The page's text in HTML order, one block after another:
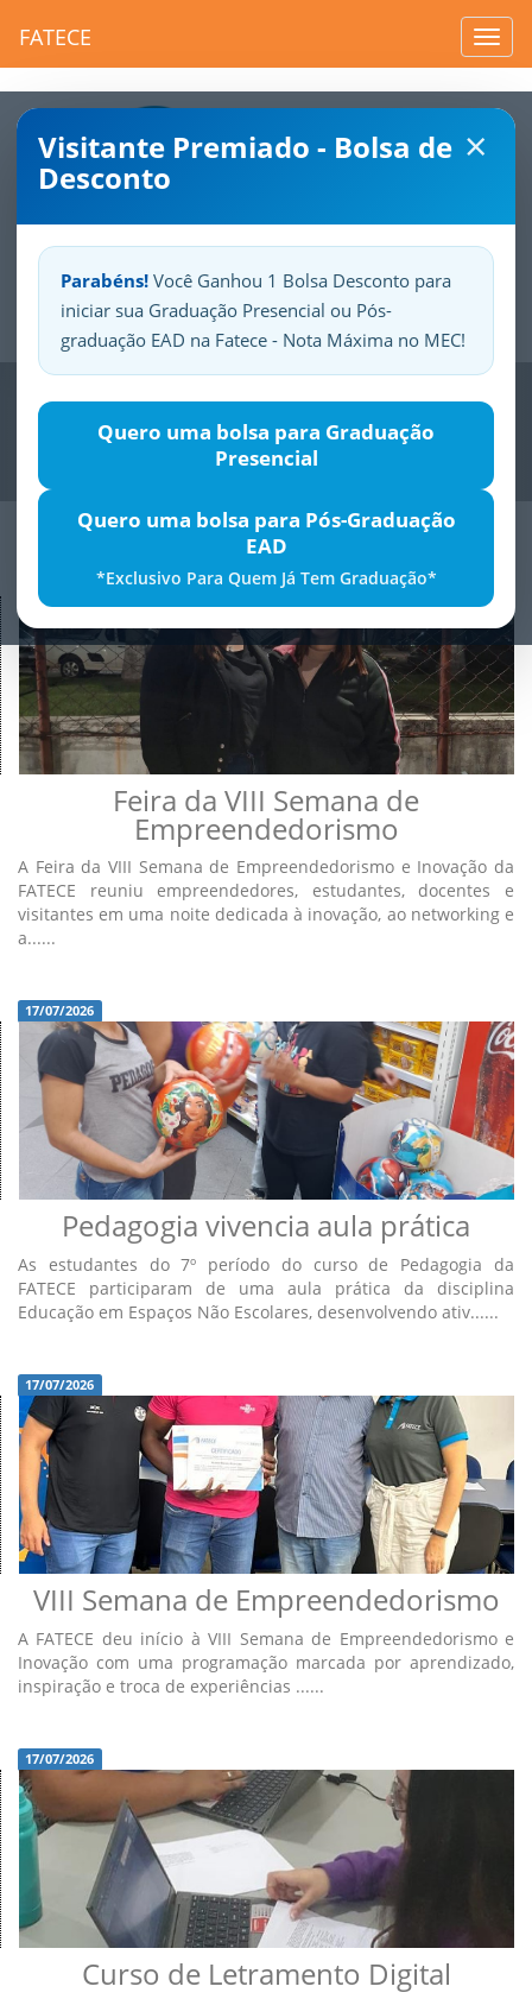
FATECE
×
Visitante Premiado - Bolsa de
Desconto
Parabéns! Você Ganhou 1 Bolsa Desconto para
iniciar sua Graduação Presencial ou Pós-
graduação EAD na Fatece - Nota Máxima no MEC!
Quero uma bolsa para Graduação
Presencial
Quero uma bolsa para Pós-Graduação
EAD
*Exclusivo Para Quem Já Tem Graduação*
SuaFatece.Seuorgulho.
Previous
Feira da VIII Semana de
Empreendedorismo
A Feira da VIII Semana de Empreendedorismo e Inovação da
FATECE reuniu empreendedores, estudantes, docentes e
visitantes em uma noite dedicada à inovação, ao networking e
a......
17/07/2026
Pedagogia vivencia aula prática
As estudantes do 7º período do curso de Pedagogia da
FATECE participaram de uma aula prática da disciplina
Educação em Espaços Não Escolares, desenvolvendo ativ......
17/07/2026
VIII Semana de Empreendedorismo
A FATECE deu início à VIII Semana de Empreendedorismo e
Inovação com uma programação marcada por aprendizado,
inspiração e troca de experiências ......
17/07/2026
Curso de Letramento Digital